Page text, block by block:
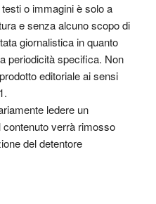
o immagini è solo a
e senza alcuno scopo di
giornalistica in quanto
periodicità specifica. Non
editoriale ai sensi
ledere un
contenuto verrà rimosso
del detentore